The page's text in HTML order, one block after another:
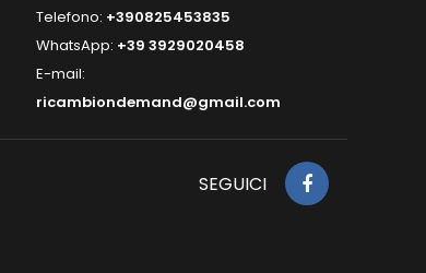
Telefono: +390825453835
WhatsApp: +39 3929020458
E-mail:
ricambiondemand@gmail.com
SEGUICI